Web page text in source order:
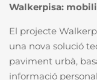
Walkerpisa:
El projecte
una nova solució
paviment urbà,
informació